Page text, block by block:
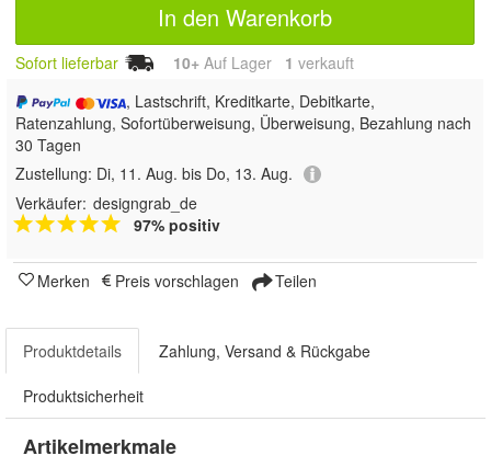
In den Warenkorb
Sofort lieferbar 10+ Auf Lager 1 verkauft
, Lastschrift, Kreditkarte, Debitkarte,
Ratenzahlung, Sofortüberweisung, Überweisung, Bezahlung nach
30 Tagen
Zustellung: Di, 11. Aug. bis Do, 13. Aug.
Verkäufer: designgrab_de
97% positiv
Merken Preis vorschlagen Teilen
Produktdetails Zahlung, Versand & Rückgabe
Produktsicherheit
Artikelmerkmale